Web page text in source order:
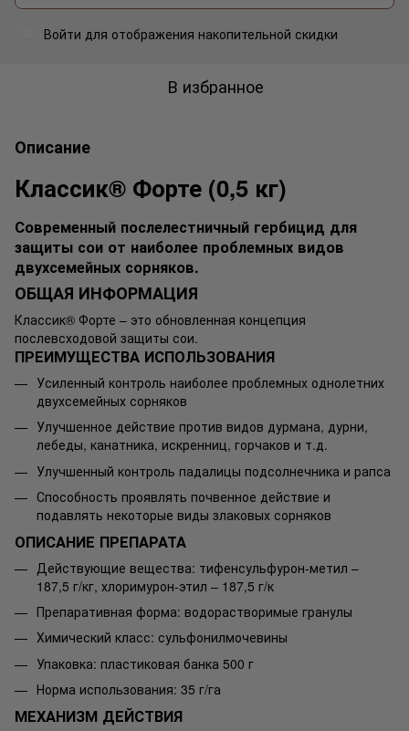
Войти для отображения накопительной скидки
В избранное
Описание
Классик® Форте (0,5 кг)
Современный послелестничный гербицид для
защиты сои от наиболее проблемных видов
двухсемейных сорняков.
ОБЩАЯ ИНФОРМАЦИЯ
Классик® Форте – это обновленная концепция
послевсходовой защиты сои.
ПРЕИМУЩЕСТВА ИСПОЛЬЗОВАНИЯ
Усиленный контроль наиболее проблемных однолетних
двухсемейных сорняков
Улучшенное действие против видов дурмана, дурни,
лебеды, канатника, искренниц, горчаков и т.д.
Улучшенный контроль падалицы подсолнечника и рапса
Способность проявлять почвенное действие и
подавлять некоторые виды злаковых сорняков
ОПИСАНИЕ ПРЕПАРАТА
Действующие вещества: тифенсульфурон-метил –
187,5 г/кг, хлоримурон-этил – 187,5 г/к
Препаративная форма: водорастворимые гранулы
Химический класс: сульфонилмочевины
Упаковка: пластиковая банка 500 г
Норма использования: 35 г/га
МЕХАНИЗМ ДЕЙСТВИЯ